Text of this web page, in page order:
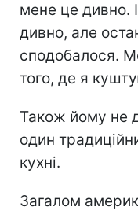
мене це дивно.
дивно, але
сподобалося.
того, де я
Також йому не
один
кухні.
Загалом